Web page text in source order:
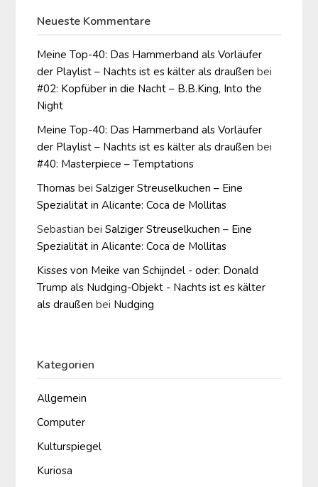
Neueste Kommentare
Meine Top-40: Das Hammerband als Vorläufer
der Playlist – Nachts ist es kälter als draußen bei
#02: Kopfüber in die Nacht – B.B.King, Into the
Night
Meine Top-40: Das Hammerband als Vorläufer
der Playlist – Nachts ist es kälter als draußen bei
#40: Masterpiece – Temptations
Thomas beiSalziger Streuselkuchen – Eine
Spezialität in Alicante: Coca de Mollitas
Sebastian beiSalziger Streuselkuchen – Eine
Spezialität in Alicante: Coca de Mollitas
Kisses von Meike van Schijndel - oder: Donald
Trump als Nudging-Objekt - Nachts ist es kälter
als draußen bei Nudging
Kategorien
Allgemein
Computer
Kulturspiegel
Kuriosa